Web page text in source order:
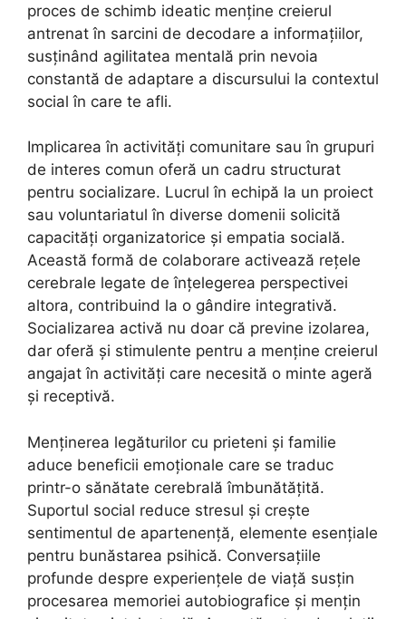
proces de schimb ideatic menține creierul
antrenat în sarcini de decodare a informațiilor,
susținând agilitatea mentală prin nevoia
constantă de adaptare a discursului la contextul
social în care te afli.
Implicarea în activități comunitare sau în grupuri
de interes comun oferă un cadru structurat
pentru socializare. Lucrul în echipă la un proiect
sau voluntariatul în diverse domenii solicită
capacități organizatorice și empatia socială.
Această formă de colaborare activează rețele
cerebrale legate de înțelegerea perspectivei
altora, contribuind la o gândire integrativă.
Socializarea activă nu doar că previne izolarea,
dar oferă și stimulente pentru a menține creierul
angajat în activități care necesită o minte ageră
și receptivă.
Menținerea legăturilor cu prieteni și familie
aduce beneficii emoționale care se traduc
printr-o sănătate cerebrală îmbunătățită.
Suportul social reduce stresul și crește
sentimentul de apartenență, elemente esențiale
pentru bunăstarea psihică. Conversațiile
profunde despre experiențele de viață susțin
procesarea memoriei autobiografice și mențin